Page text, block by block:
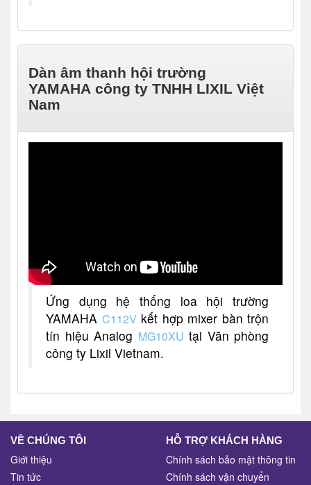
Dàn âm thanh hội trường
YAMAHA công ty TNHH LIXIL Việt
Nam
Ứng dụng hệ thống loa hội trường
YAMAHA C112V kết hợp mixer bàn trộn
tín hiệu Analog MG10XU tại Văn phòng
công ty Lixil Vietnam.
VỀ CHÚNG TÔI
Giới thiệu
Tin tức
HỖ TRỢ KHÁCH HÀNG
Chính sách bảo mật thông tin
Chính sách vận chuyển